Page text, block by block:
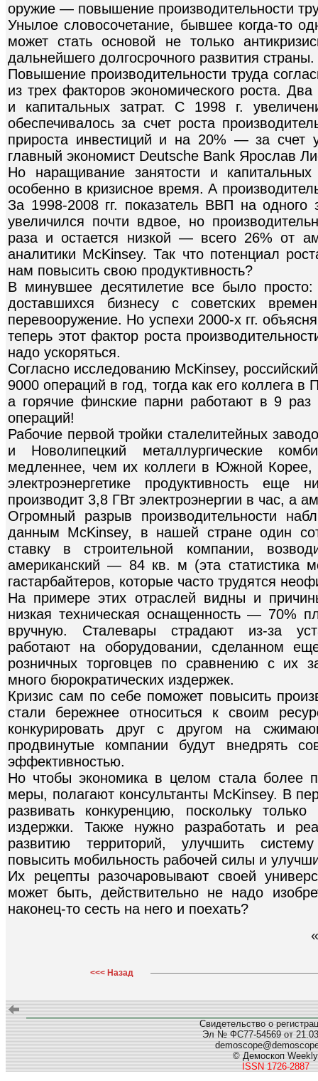
оружие — повышение производительности
Унылое словосочетание, бывшее когда-то
может стать основой не только
дальнейшего долгосрочного развития
Повышение производительности труда
из трех факторов экономического роста.
и капитальных затрат. С 1998 г.
обеспечивалось за счет роста
прироста инвестиций и на 20% — за счет
главный экономист Deutsche Bank Ярослав
Но наращивание занятости и капитальных
особенно в кризисное время. А
За 1998-2008 гг. показатель ВВП на одного
увеличился почти вдвое, но
раза и остается низкой — всего 26% от
аналитики McKinsey. Так что потенциал
нам повысить свою продуктивность?
В минувшее десятилетие все было просто:
доставшихся бизнесу с советских
перевооружение. Но успехи 2000-х гг.
теперь этот фактор роста
надо ускоряться.
Согласно исследованию McKinsey,
9000 операций в год, тогда как его
а горячие финские парни работают в 9
операций!
Рабочие первой тройки сталелитейных
и Новолипецкий металлургические
медленнее, чем их коллеги в Южной Корее,
электроэнергетике продуктивность еще
производит 3,8 ГВт электроэнергии в час, а
Огромный разрыв производительности
данным McKinsey, в нашей стране один
ставку в строительной компании,
американский — 84 кв. м (эта статистика
гастарбайтеров, которые часто трудятся
На примере этих отраслей видны и
низкая техническая оснащенность — 70%
вручную. Сталевары страдают из-за
работают на оборудовании, сделанном
розничных торговцев по сравнению с их
много бюрократических издержек.
Кризис сам по себе поможет повысить
стали бережнее относиться к своим
конкурировать друг с другом на
продвинутые компании будут внедрять
эффективностью.
Но чтобы экономика в целом стала более
меры, полагают консультанты McKinsey. В
развивать конкуренцию, поскольку
издержки. Также нужно разработать и
развитию территорий, улучшить
повысить мобильность рабочей силы и
Их рецепты разочаровывают своей
может быть, действительно не надо
наконец-то сесть на него и поехать?
<<< Назад
Свидетельство о
Эл № ФС77-54569 от
© Демоскоп Weekly
ISSN 1726-2887